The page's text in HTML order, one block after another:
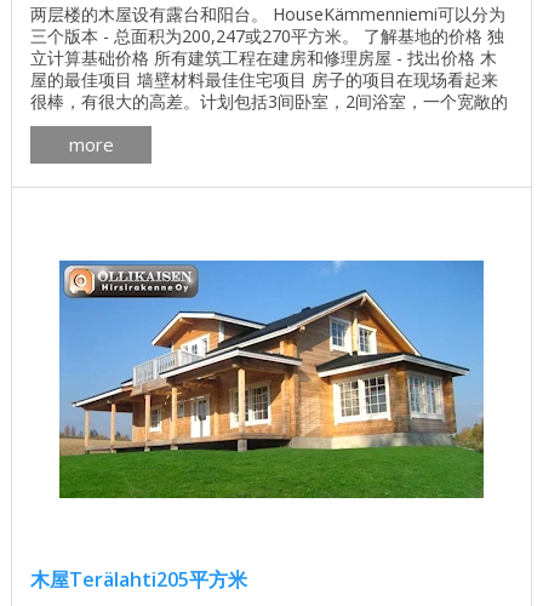
两层楼的木屋设有露台和阳台。 HouseKämmenniemi可以分为
三个版本 - 总面积为200,247或270平方米。 了解基地的价格 独
立计算基础价格 所有建筑工程在建房和修理房屋 - 找出价格 木
屋的最佳项目 墙壁材料最佳住宅项目 房子的项目在现场看起来
很棒，有很大的高差。计划包括3间卧室，2间浴室，一个宽敞的
客厅，一个厨房，几个杂物间和一个车库。 平面图为270平方米
的Kämmenniemi木屋 247平方米的Kämmenniemi木屋的平面图
...
more
木屋Terälahti205平方米